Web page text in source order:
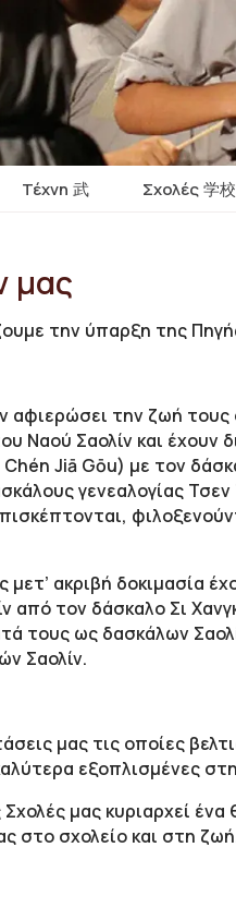
Τέχνη 武 Σχολές 学校
μας
την ύπαρξη της
αφιερώσει την ζωή
Ναού Σαολίν και έχουν
Jiā Gōu) με τον
γενεαλογίας
ακριβή δοκιμασία
από τον δάσκαλο Σι
τους ως δασκάλων
Σαολίν.
μας τις οποίες
εξοπλισμένες
μας κυριαρχεί
στο σχολείο και στη